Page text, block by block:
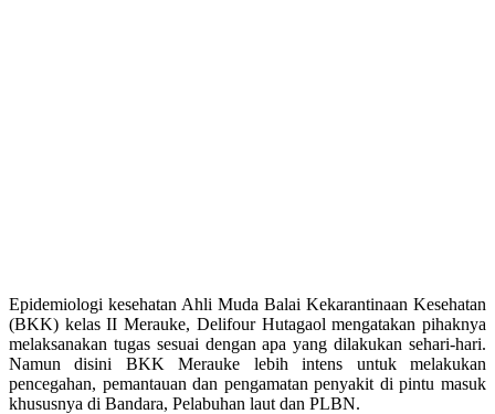
Epidemiologi kesehatan Ahli Muda Balai Kekarantinaan Kesehatan
(BKK) kelas II Merauke, Delifour Hutagaol mengatakan pihaknya
melaksanakan tugas sesuai dengan apa yang dilakukan sehari-hari.
Namun disini BKK Merauke lebih intens untuk melakukan
pencegahan, pemantauan dan pengamatan penyakit di pintu masuk
khususnya di Bandara, Pelabuhan laut dan PLBN.